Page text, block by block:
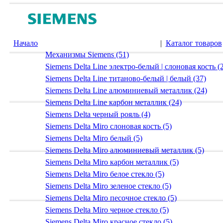
Начало | Каталог товаров
Механизмы Siemens (51)
Siemens Delta Line электро-белый | слоновая кость
Siemens Delta Line титаново-белый | белый (37)
Siemens Delta Line алюминиевый металлик (24)
Siemens Delta Line карбон металлик (24)
Siemens Delta черный рояль (4)
Siemens Delta Miro слоновая кость (5)
Siemens Delta Miro белый (5)
Siemens Delta Miro алюминиевый металлик (5)
Siemens Delta Miro карбон металлик (5)
Siemens Delta Miro белое стекло (5)
Siemens Delta Miro зеленое стекло (5)
Siemens Delta Miro песочное стекло (5)
Siemens Delta Miro черное стекло (5)